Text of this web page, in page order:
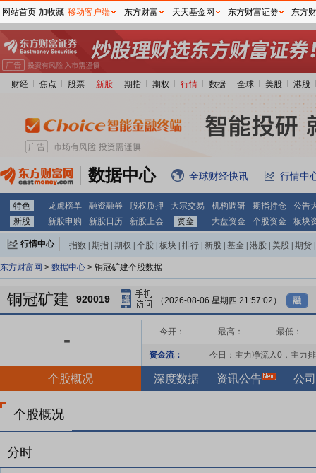
财经 焦点 股票 新股 期指 期权 行情 数据 全球 美股 港股
数据中心 全球财经快讯 行情中
特色 龙虎榜单 融资融券 股权质押 大宗交易 机构调研 期指持仓
公告
新股
新股申购 新股日历 新股上会 资金 大盘资金 个股资金 板块
行情中心 指数 期指 期权 个股 板块 排行 新股 基金 港股 美股 期货
东方财富网 > 数据中心 > 铜冠矿建个股数据
铜冠矿建 920019 （2026-08-06 星期四 21:57:02） 融
- 今开： - 最高： - 最低：
资金流： 今日：主力净流入0 ，主力
个股概况 深度数据 资讯公告 公
个股概况
分时
网站首页 加收藏 移动客户端 东方财富 天天基金网 东方财富证券 东方